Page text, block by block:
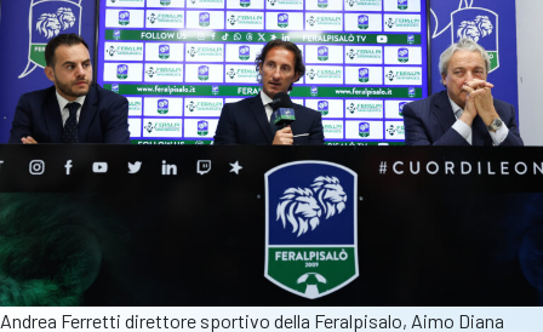
Andrea Ferretti direttore sportivo della Feralpisalo, Aimo Diana